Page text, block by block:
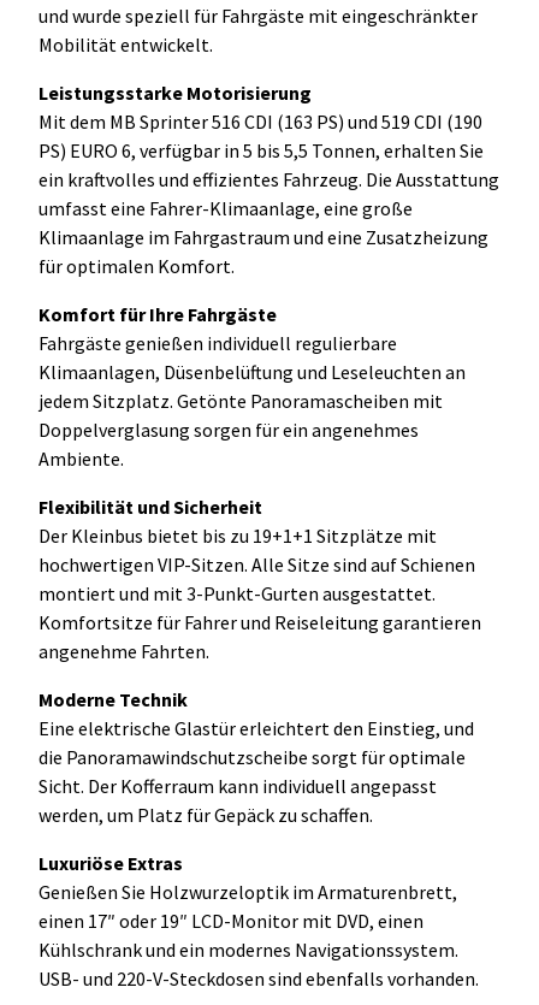
und wurde speziell für Fahrgäste mit eingeschränkter
Mobilität entwickelt.
Leistungsstarke Motorisierung
Mit dem MB Sprinter 516 CDI (163 PS) und 519 CDI (190
PS) EURO 6, verfügbar in 5 bis 5,5 Tonnen, erhalten Sie
ein kraftvolles und effizientes Fahrzeug. Die Ausstattung
umfasst eine Fahrer-Klimaanlage, eine große
Klimaanlage im Fahrgastraum und eine Zusatzheizung
für optimalen Komfort.
Komfort für Ihre Fahrgäste
Fahrgäste genießen individuell regulierbare
Klimaanlagen, Düsenbelüftung und Leseleuchten an
jedem Sitzplatz. Getönte Panoramascheiben mit
Doppelverglasung sorgen für ein angenehmes
Ambiente.
Flexibilität und Sicherheit
Der Kleinbus bietet bis zu 19+1+1 Sitzplätze mit
hochwertigen VIP-Sitzen. Alle Sitze sind auf Schienen
montiert und mit 3-Punkt-Gurten ausgestattet.
Komfortsitze für Fahrer und Reiseleitung garantieren
angenehme Fahrten.
Moderne Technik
Eine elektrische Glastür erleichtert den Einstieg, und
die Panoramawindschutzscheibe sorgt für optimale
Sicht. Der Kofferraum kann individuell angepasst
werden, um Platz für Gepäck zu schaffen.
Luxuriöse Extras
Genießen Sie Holzwurzeloptik im Armaturenbrett,
einen 17″ oder 19″ LCD-Monitor mit DVD, einen
Kühlschrank und ein modernes Navigationssystem.
USB- und 220-V-Steckdosen sind ebenfalls vorhanden.